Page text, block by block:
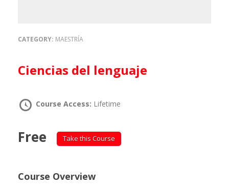
CATEGORY: MAESTRÍA
Ciencias del lenguaje
Course Access: Lifetime
Free Take this Course
Course Overview